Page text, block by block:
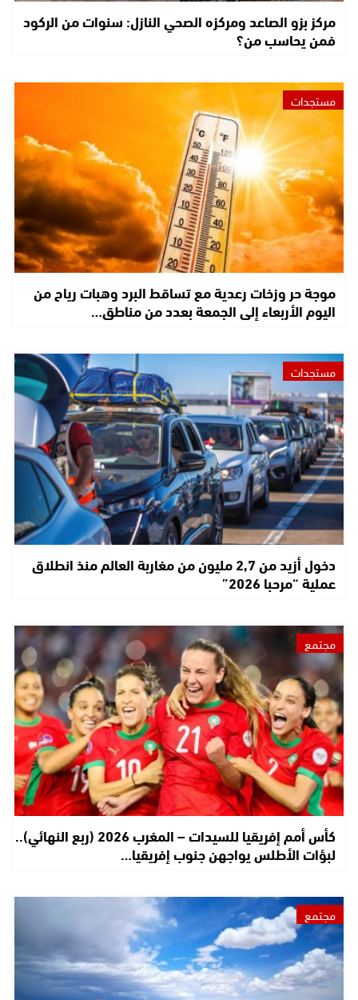
مركز بزو الصاعد ومركزه الصحي النازل: سنوات من الركود
فمن يحاسب من؟
مستجدات
موجة حر وزخات رعدية مع تساقط البرد وهبات رياح من
اليوم الأربعاء إلى الجمعة بعدد من مناطق…
مستجدات
دخول أزيد من 2,7 مليون من مغاربة العالم منذ انطلاق
عملية “مرحبا 2026”
مجتمع
كأس أمم إفريقيا للسيدات – المغرب 2026 (ربع النهائي)..
لبؤات الأطلس يواجهن جنوب إفريقيا…
مجتمع